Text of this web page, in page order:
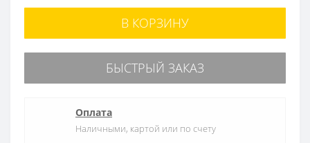
В КОРЗИНУ
БЫСТРЫЙ ЗАКАЗ
Оплата
Наличными, картой или по счету